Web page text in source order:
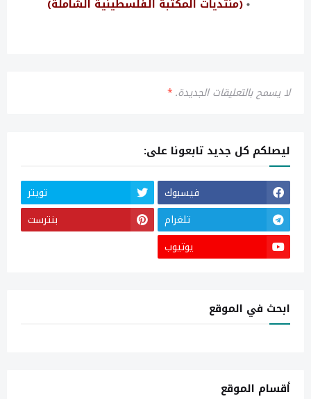
(منتديات المكتبة الفلسطينية الشاملة)
لا يسمح بالتعليقات الجديدة.*
ليصلكم كل جديد تابعونا على:
فيسبوك
تويتر
تلغرام
بنترست
يوتيوب
ابحث في الموقع
أقسام الموقع